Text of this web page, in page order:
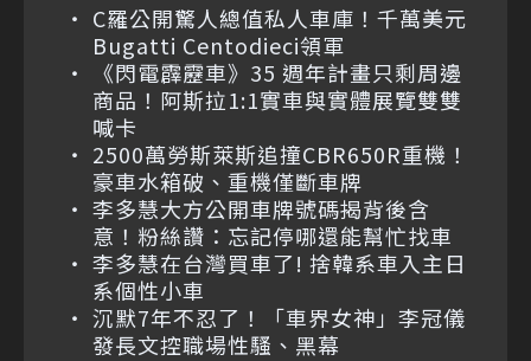
C羅公開驚人總值私人車庫！千萬美元
Bugatti Centodieci領軍
《閃電霹靂車》35 週年計畫只剩周邊
商品！阿斯拉1:1實車與實體展覽雙雙
喊卡
2500萬勞斯萊斯追撞CBR650R重機！
豪車水箱破、重機僅斷車牌
李多慧大方公開車牌號碼揭背後含
意！粉絲讚：忘記停哪還能幫忙找車
李多慧在台灣買車了! 捨韓系車入主日
系個性小車
沉默7年不忍了！「車界女神」李冠儀
發長文控職場性騷、黑幕